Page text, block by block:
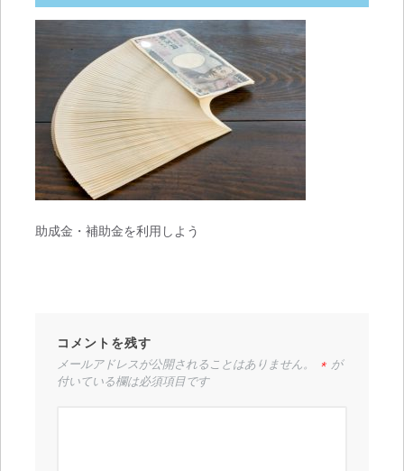
助成金・補助金を利用しよう
コメントを残す
メールアドレスが公開されることはありません。 *が
付いている欄は必須項目です